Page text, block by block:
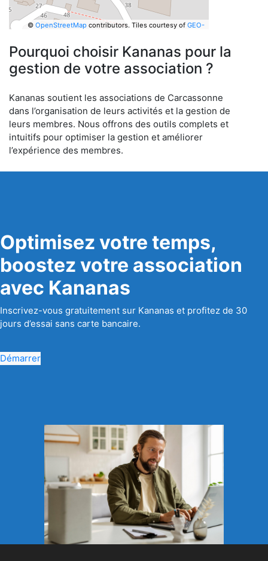
© OpenStreetMapcontributors. Tiles courtesy of GEO-
Pourquoi choisir Kananas pour la
gestion de votre association ?
Kananas soutient les associations de Carcassonne
dans l’organisation de leurs activités et la gestion de
leurs membres. Nous offrons des outils complets et
intuitifs pour optimiser la gestion et améliorer
l’expérience des membres.
Optimisez votre temps,
boostez votre association
avec Kananas
Inscrivez-vous gratuitement sur Kananas et profitez de 30
jours d’essai sans carte bancaire.
Démarrer